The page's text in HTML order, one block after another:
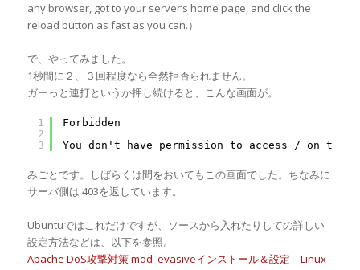
any browser, got to your server’s home page, and click the
reload button as fast as you can.）
で、やってみました。
1秒間に２、３回程度なら全然拒否られません。
ガーっと連打というか押し続けると、こんな画面が。
1
2
3
Forbidden
You don't have permission to access / on this
みごとです。しばらくは間をおいてもこの画面でした。ちなみに
サーバ側は 403を返しています。
Ubuntuではこれだけですが、ソースから入れたりしての詳しい
設定方法などは、以下を参照。
Apache DoS攻撃対策 mod_evasiveインストール＆設定 – Linux